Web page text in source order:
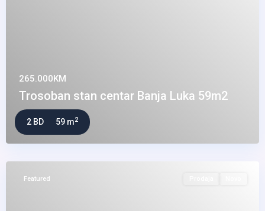
265.000KM
Trosoban stan centar Banja Luka 59m2
2 BD 59 m2
Featured